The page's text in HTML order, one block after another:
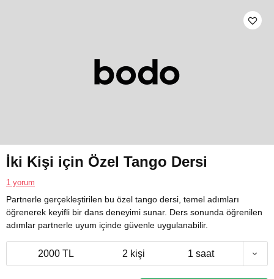
İki Kişi için Özel Tango Dersi
1 yorum
Partnerle gerçekleştirilen bu özel tango dersi, temel adımları
öğrenerek keyifli bir dans deneyimi sunar. Ders sonunda öğrenilen
adımlar partnerle uyum içinde güvenle uygulanabilir.
2000 TL 2 kişi 1 saat